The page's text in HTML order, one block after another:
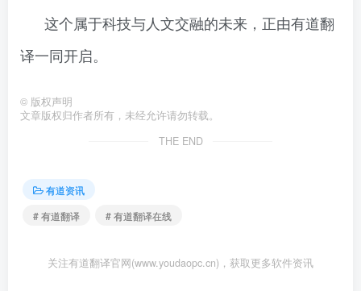
这个属于科技与人文交融的未来，正由有道翻
译一同开启。
© 版权声明
文章版权归作者所有，未经允许请勿转载。
THE END
有道资讯
# 有道翻译
# 有道翻译在线
关注有道翻译官网(www.youdaopc.cn)，获取更多软件资讯